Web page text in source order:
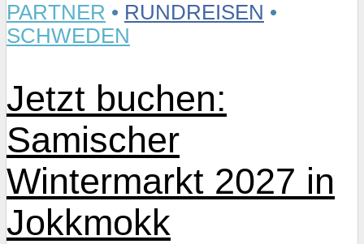
PARTNER • RUNDREISEN •
SCHWEDEN
Jetzt buchen:
Samischer
Wintermarkt 2027 in
Jokkmokk